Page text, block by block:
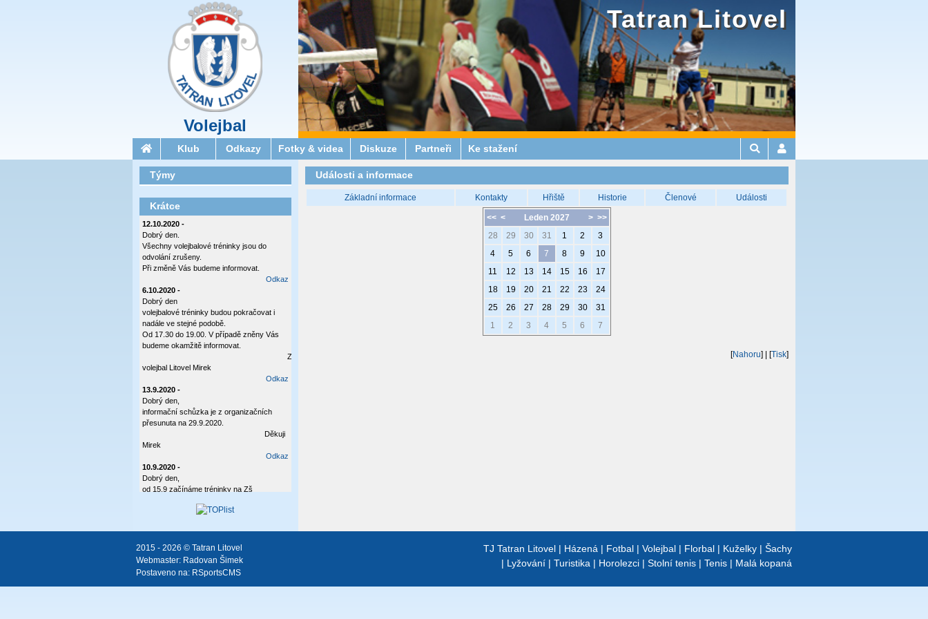
Volejbal
Tatran Litovel
Klub Odkazy Fotky & videa Diskuze Partneři Ke stažení
Události a informace
Základní informace Kontakty Hřiště Historie Členové Události
<< < > >>
Leden 2027
28
29 30 31 1 2
3
4
5 6 7 8 9
10
11
12 13 14 15 16
17
18
19 20 21 22 23
24
25
26 27 28 29 30
31
1
2 3 4 5 6 7
[Nahoru] | [Tisk]
Týmy
Krátce
12.10.2020 -
Dobrý den.
Všechny volejbalové tréninky jsou do
odvolání zrušeny.
Při změně Vás budeme informovat.
Odkaz
6.10.2020 -
Dobrý den
volejbalové tréninky budou pokračovat i
nadále ve stejné podobě.
Od 17.30 do 19.00. V případě zněny Vás
budeme okamžitě informovat.
Za
volejbal Litovel Mirek
Odkaz
13.9.2020 -
Dobrý den,
informační schůzka je z organizačních
přesunuta na 29.9.2020.
Děkuji
Mirek
Odkaz
10.9.2020 -
Dobrý den,
od 15.9 začínáme tréninky na Zš
17:20. Trénink bude od 17:30 do 19:00.S
pitíčko. V úterý 22.9 bych všechny rodiče
rád pozval na informační schůzku. Vše
Vám bude posláno písemně.
Pěkný den Švec Mirek 604414330
Odkaz
TJ Tatran Litovel | Házená | Fotbal | Volejbal | Florbal | Kuželky | Šachy
| Lyžování | Turistika | Horolezci | Stolní tenis | Tenis | Malá kopaná
2015 - 2026 © Tatran Litovel
Webmaster: Radovan Šimek
Postaveno na: RSportsCMS